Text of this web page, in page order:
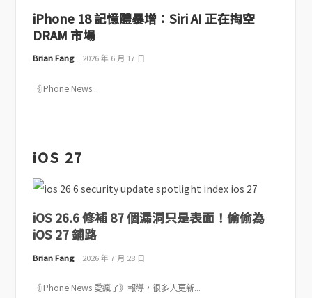
iPhone 18 記憶體暴增：Siri AI 正在掏空
DRAM 市場
Brian Fang 2026 年 6 月 17 日
《iPhone News...
iOS 27
iOS 26.6 修補 87 個漏洞只是表面！偷偷為
iOS 27 鋪路
Brian Fang 2026 年 7 月 28 日
《iPhone News 愛瘋了》報導，很多人更新...